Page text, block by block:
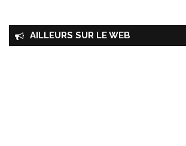
AILLEURS SUR LE WEB